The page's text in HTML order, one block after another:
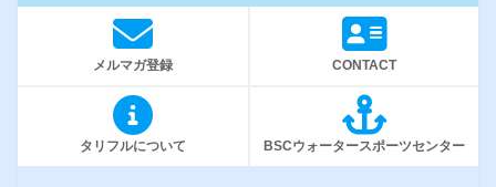
メルマガ登録 CONTACT
タリフルについて BSCウォータースポーツセンター